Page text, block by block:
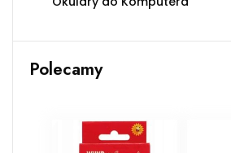
Polecamy